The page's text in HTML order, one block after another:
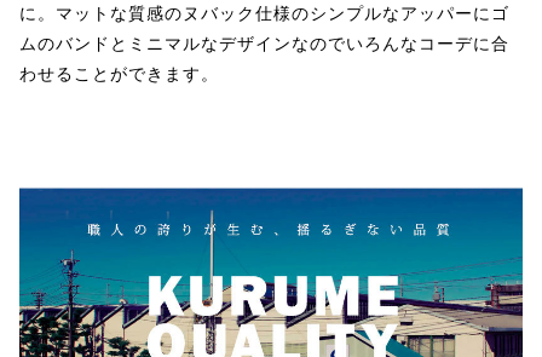
に。マットな質感のヌバック仕様のシンプルなアッパーにゴ
ムのバンドとミニマルなデザインなのでいろんなコーデに合
わせることができます。